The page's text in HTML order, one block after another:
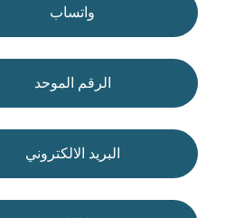
واتساب
الرقم الموحد
البريد الالكتروني